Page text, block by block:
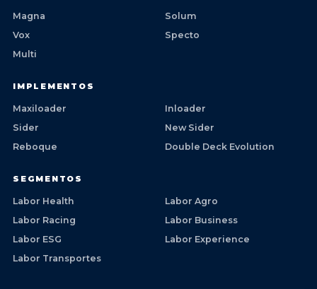
Magna
Solum
Vox
Specto
Multi
IMPLEMENTOS
Maxiloader
Inloader
Sider
New Sider
Reboque
Double Deck Evolution
SEGMENTOS
Labor Health
Labor Agro
Labor Racing
Labor Business
Labor ESG
Labor Experience
Labor Transportes